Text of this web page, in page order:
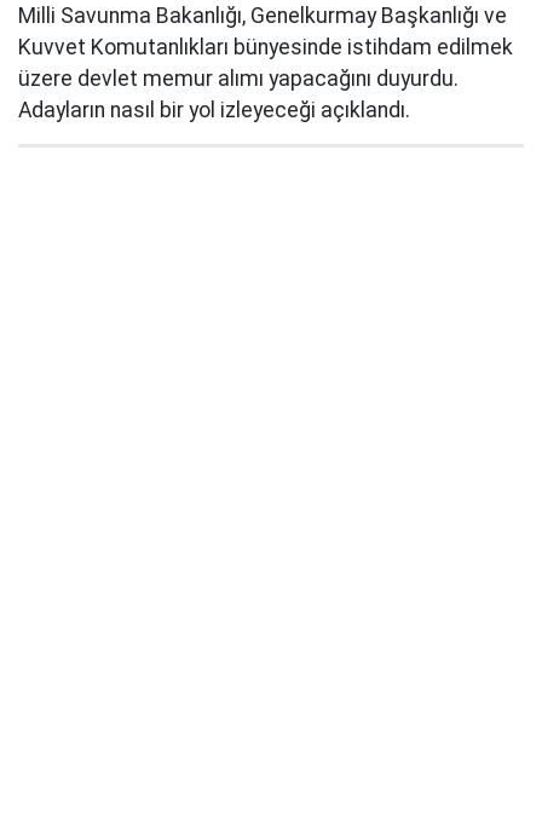
Milli Savunma Bakanlığı, Genelkurmay Başkanlığı ve
Kuvvet Komutanlıkları bünyesinde istihdam edilmek
üzere devlet memur alımı yapacağını duyurdu.
Adayların nasıl bir yol izleyeceği açıklandı.